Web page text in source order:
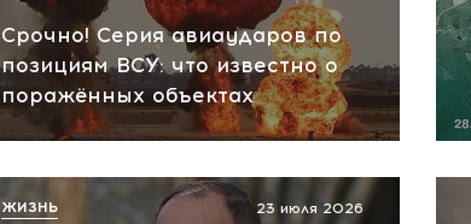
Срочно! Серия авиаударов по
позициям ВСУ: что известно о
поражённых объектах
23 июля 2026
ЖИЗНЬ